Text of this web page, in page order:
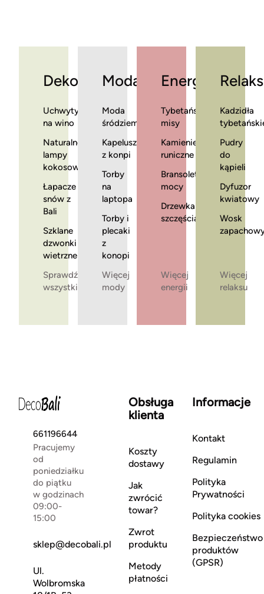
Dekoracje
Uchwyty
na wino
Naturalne
lampy
kokosowe
Łapacze
snów z
Bali
Szklane
dzwonki
wietrzne
Sprawdź
wszystkie
Moda
Moda
śródziemnomorska
Kapelusze
z konpi
Torby
na
laptopa
Torby i
plecaki
z
konopi
Więcej
mody
Energia
Tybetańskie
misy
Kamienie
runiczne
Bransoletki
mocy
Drzewka
szczęścia
Więcej
energii
Relaks
Kadzidła
Pudry
do
kąpieli
Dyfuzor
kwiatowy
Wosk
Więcej
relaksu
661196644
Pracujemy
od
poniedziałku
do piątku
w godzinach
09:00-
15:00
sklep@decobali.pl
Ul.
Wolbromska
Obsługa
klienta
Koszty
dostawy
Jak
zwrócić
towar?
Zwrot
produktu
Metody
płatności
Informacje
Kontakt
Regulamin
Polityka
Prywatności
Polityka cookies
Bezpieczeństwo
produktów
(GPSR)